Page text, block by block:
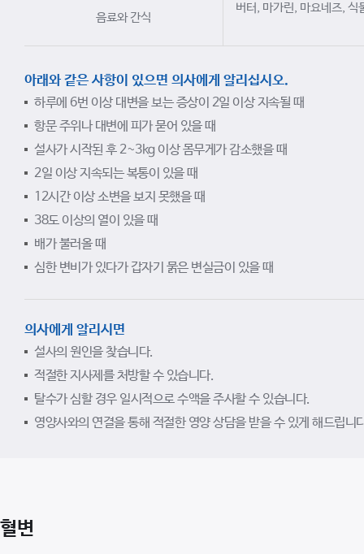
음료와 간식
버터, 마가린, 마요네즈, 식
아래와 같은 사항이 있으면 의사에게 알리십시오.
하루에 6번 이상 대변을 보는 증상이 2일 이상 지속될 때
항문 주위나 대변에 피가 묻어 있을 때
설사가 시작된 후 2~3kg 이상 몸무게가 감소했을 때
2일 이상 지속되는 복통이 있을 때
12시간 이상 소변을 보지 못했을 때
38도 이상의 열이 있을 때
배가 불러올 때
심한 변비가 있다가 갑자기 묽은 변실금이 있을 때
의사에게 알리시면
설사의 원인을 찾습니다.
적절한 지사제를 처방할 수 있습니다.
탈수가 심할 경우 일시적으로 수액을 주사할 수 있습니다.
영양사와의 연결을 통해 적절한 영양 상담을 받을 수 있게 해드립니
혈변